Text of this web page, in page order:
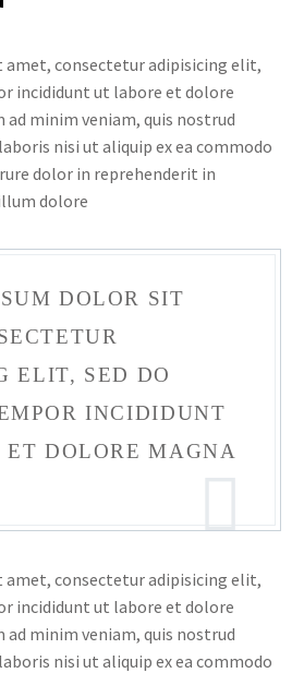
amet, consectetur adipisicing elit,
incididunt ut labore et dolore
ad minim veniam, quis nostrud
nisi ut aliquip ex ea commodo
dolor in reprehenderit in
dolore
DOLOR SIT
ELIT, SED DO
INCIDIDUNT
DOLORE MAGNA
amet, consectetur adipisicing elit,
incididunt ut labore et dolore
ad minim veniam, quis nostrud
nisi ut aliquip ex ea commodo